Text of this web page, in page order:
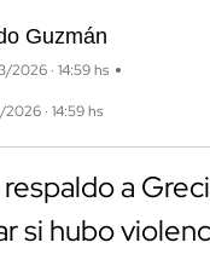
Guzmán
2026 · 14:59 hs
· 14:59 hs
a
si hubo